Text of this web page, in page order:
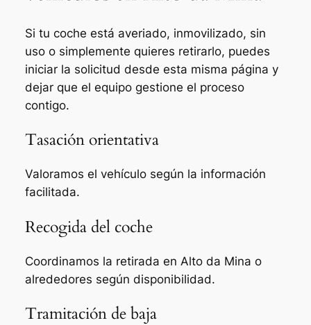
Si tu coche está averiado, inmovilizado, sin
uso o simplemente quieres retirarlo, puedes
iniciar la solicitud desde esta misma página y
dejar que el equipo gestione el proceso
contigo.
Tasación orientativa
Valoramos el vehículo según la información
facilitada.
Recogida del coche
Coordinamos la retirada en Alto da Mina o
alrededores según disponibilidad.
Tramitación de baja